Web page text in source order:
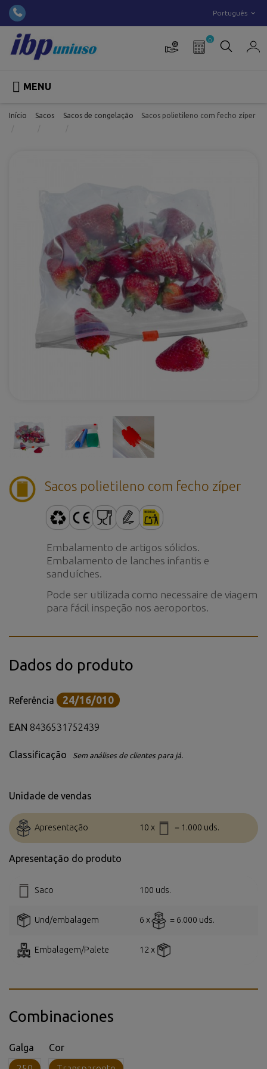
Português
0
 MENU
Início Sacos Sacos de congelação Sacos polietileno com fecho zíper
Sacos polietileno com fecho zíper
Embalamento de artigos sólidos.
Embalamento de lanches infantis e
sanduíches.
Pode ser utilizada como necessaire de viagem
para fácil inspeção nos aeroportos.
Dados do produto
Referência 24/16/010
EAN 8436531752439
Classificação Sem análises de clientes para já.
Unidade de vendas
Apresentação 10 x = 1.000 uds.
Apresentação do produto
Saco 100 uds.
Und/embalagem 6 x = 6.000 uds.
Embalagem/Palete 12 x
Combinaciones
Galga
Cor